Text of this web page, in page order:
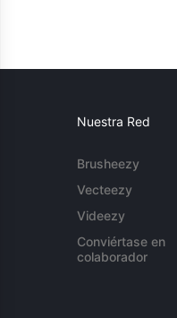
Nuestra Red
Brusheezy
Vecteezy
Videezy
Conviértase en
colaborador